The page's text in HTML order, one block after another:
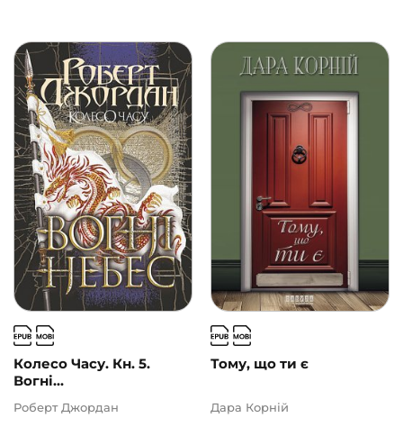
Колесо Часу. Кн. 5.
Вогні...
Роберт Джордан
Тому, що ти є
Дара Корній